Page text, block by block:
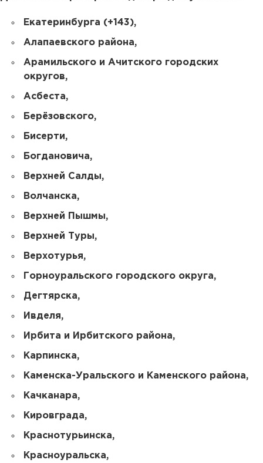
Екатеринбурга (+143),
Алапаевского района,
Арамильского и Ачитского городских
округов,
Асбеста,
Берёзовского,
Бисерти,
Богдановича,
Верхней Салды,
Волчанска,
Верхней Пышмы,
Верхней Туры,
Верхотурья,
Горноуральского городского округа,
Дегтярска,
Ивделя,
Ирбита и Ирбитского района,
Карпинска,
Каменска-Уральского и Каменского района,
Качканара,
Кировграда,
Краснотурьинска,
Красноуральска,